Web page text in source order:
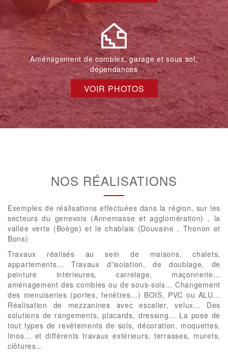
Aménagement de combles, garage et sous sol,
dépendances
VOIR PHOTOS
NOS RÉALISATIONS
Exemples de réalisations effectuées dans la région, sur les
secteurs du genevois (Annemasse et agglomération) , la
vallée verte (Boège) et le chablais (Douvaine , Thonon et
Bons)
Travaux réalisés au sein de maisons, chalets,
appartements... Travaux d'isolation, de doublage, de
peinture intérieures, carrelage, maçonnerie...
aménagement des combles ou de sous-sols... Changement
des menuiseries (portes, fenêtres...) BOIS, PVC ou ALU...
Réalisation de mezzanines avec escalier, velux... Des
solutions de rangements, placards, dressing... La pose de
tout types de revêtements de sols, décoration, moquettes,
linos... et différents travaux extérieurs, terrasses, murets,
clôtures...